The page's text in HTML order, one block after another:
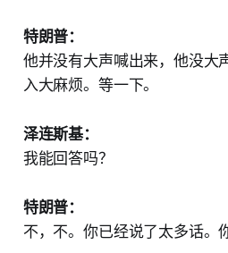
特朗普：
他并没有大声喊出来，他没大
入大麻烦。等一下。
泽连斯基：
我能回答吗？
特朗普：
不，不。你已经说了太多话。